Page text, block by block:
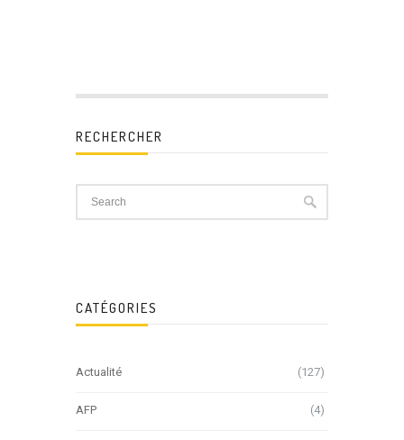
RECHERCHER
CATÉGORIES
Actualité (127)
AFP (4)